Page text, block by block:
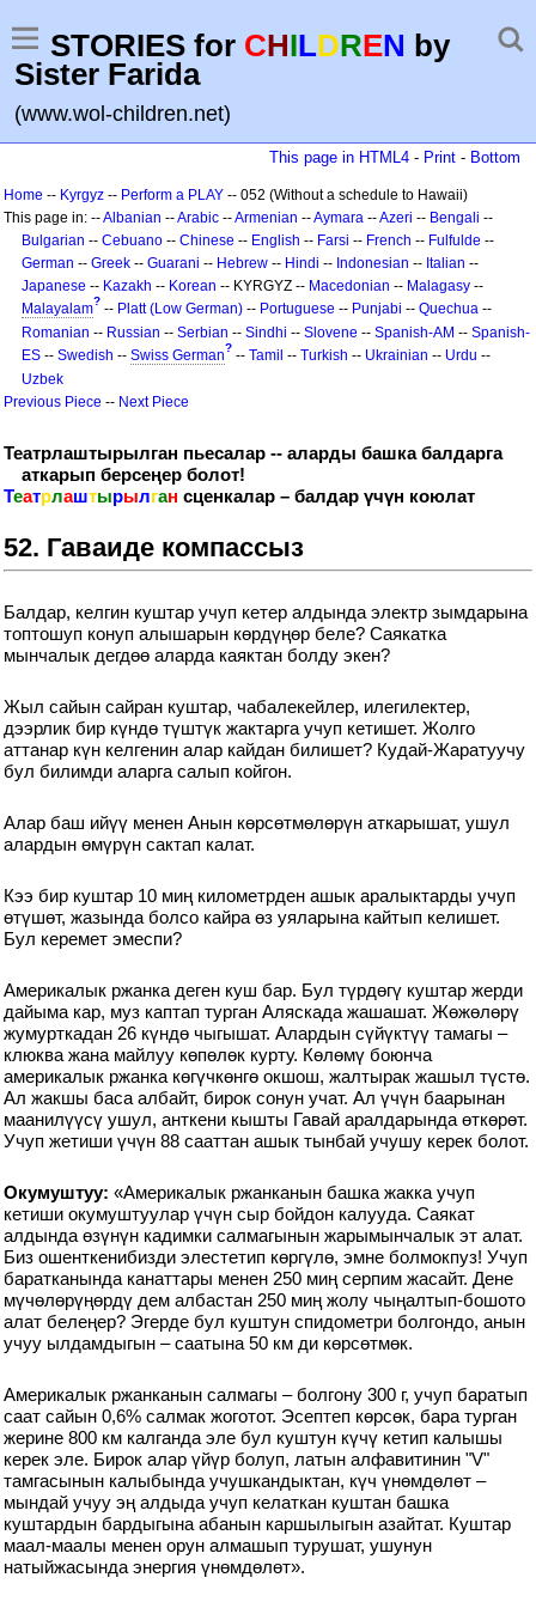
STORIES for CHILDREN by
Sister Farida
(www.wol-children.net)
This page in HTML4 - Print - Bottom
Home -- Kyrgyz -- Perform a PLAY -- 052 (Without a schedule to Hawaii)
This page in: --Albanian --Arabic --Armenian --Aymara --Azeri -- Bengali --
Bulgarian -- Cebuano -- Chinese -- English -- Farsi -- French -- Fulfulde --
German -- Greek -- Guarani -- Hebrew -- Hindi -- Indonesian -- Italian --
Japanese -- Kazakh -- Korean -- KYRGYZ -- Macedonian -- Malagasy --
Malayalam? -- Platt (Low German) -- Portuguese -- Punjabi -- Quechua --
Romanian -- Russian -- Serbian -- Sindhi -- Slovene -- Spanish-AM -- Spanish-
ES -- Swedish -- Swiss German? -- Tamil -- Turkish -- Ukrainian -- Urdu --
Uzbek
Previous Piece -- Next Piece
Театрлаштырылган пьесалар -- аларды башка балдарга
аткарып берсеңер болот!
Театрлаштырылган сценкалар – балдар үчүн коюлат
52. Гаваиде компассыз
Балдар, келгин куштар учуп кетер алдында электр зымдарына
топтошуп конуп алышарын көрдүңөр беле? Саякатка
мынчалык дегдөө аларда каяктан болду экен?
Жыл сайын сайран куштар, чабалекейлер, илегилектер,
дээрлик бир күндө түштүк жактарга учуп кетишет. Жолго
аттанар күн келгенин алар кайдан билишет? Кудай-Жаратуучу
бул билимди аларга салып койгон.
Алар баш ийүү менен Анын көрсөтмөлөрүн аткарышат, ушул
алардын өмүрүн сактап калат.
Кээ бир куштар 10 миң километрден ашык аралыктарды учуп
өтүшөт, жазында болсо кайра өз уяларына кайтып келишет.
Бул керемет эмеспи?
Америкалык ржанка деген куш бар. Бул түрдөгү куштар жерди
дайыма кар, муз каптап турган Аляскада жашашат. Жөжөлөрү
жумурткадан 26 күндө чыгышат. Алардын сүйүктүү тамагы –
клюква жана майлуу көпөлөк курту. Көлөмү боюнча
америкалык ржанка көгүчкөнгө окшош, жалтырак жашыл түстө.
Ал жакшы баса албайт, бирок сонун учат. Ал үчүн баарынан
маанилүүсү ушул, анткени кышты Гавай аралдарында өткөрөт.
Учуп жетиши үчүн 88 сааттан ашык тынбай учушу керек болот.
Окумуштуу: «Америкалык ржанканын башка жакка учуп
кетиши окумуштуулар үчүн сыр бойдон калууда. Саякат
алдында өзүнүн кадимки салмагынын жарымынчалык эт алат.
Биз ошенткенибизди элестетип көргүлө, эмне болмокпуз! Учуп
баратканында канаттары менен 250 миң серпим жасайт. Дене
мүчөлөрүңөрдү дем албастан 250 миң жолу чыңалтып-бошото
алат белеңер? Эгерде бул куштун спидометри болгондо, анын
учуу ылдамдыгын – саатына 50 км ди көрсөтмөк.
Америкалык ржанканын салмагы – болгону 300 г, учуп баратып
саат сайын 0,6% салмак жоготот. Эсептеп көрсөк, бара турган
жерине 800 км калганда эле бул куштун күчү кетип калышы
керек эле. Бирок алар үйүр болуп, латын алфавитинин "V"
тамгасынын калыбында учушкандыктан, күч үнөмдөлөт –
мындай учуу эң алдыда учуп келаткан куштан башка
куштардын бардыгына абанын каршылыгын азайтат. Куштар
маал-маалы менен орун алмашып турушат, ушунун
натыйжасында энергия үнөмдөлөт».